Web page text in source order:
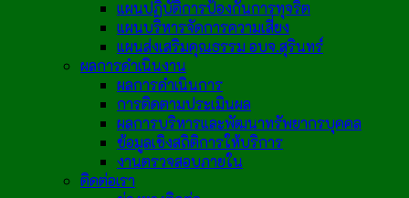
แผนปฏิบัติการป้องกันการทุจริต
แผนบริหารจัดการความเสี่ยง
แผนส่งเสริมคุณธรรม อบจ.สุรินทร์
ผลการดำเนินงาน
ผลการดำเนินการ
การติดตามประเมินผล
ผลการบริหารและพัฒนาทรัพยากรบุคคล
ข้อมูลเชิงสถิติการให้บริการ
งานตรวจสอบภายใน
ติดต่อเรา